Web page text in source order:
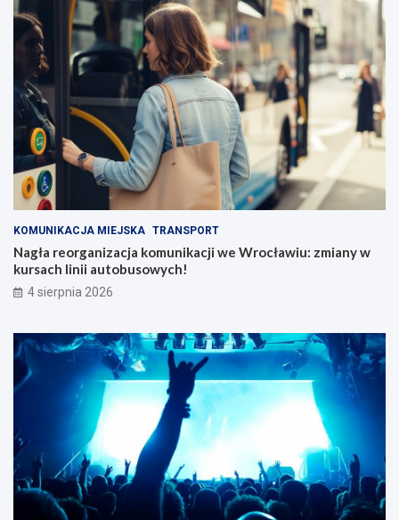
KOMUNIKACJA MIEJSKA TRANSPORT
Nagła reorganizacja komunikacji we Wrocławiu: zmiany w
kursach linii autobusowych!
4 sierpnia 2026